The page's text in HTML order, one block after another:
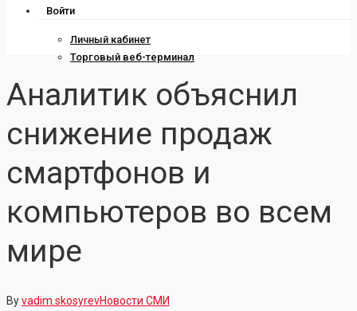
Войти
Личный кабинет
Торговый веб-терминал
Аналитик объяснил
снижение продаж
смартфонов и
компьютеров во всем
мире
Byvadim.skosyrevНовости СМИ